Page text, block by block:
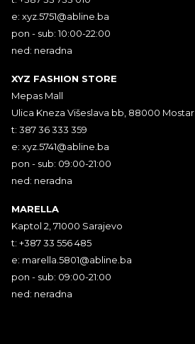
e: xyz.5751@abline.ba
pon - sub: 10:00-22:00
ned: neradna
XYZ FASHION STORE
Mepas Mall
Ulica Kneza Višeslava bb, 88000 Mostar
t: 387 36 333 359
e: xyz.5741@abline.ba
pon - sub: 09:00-21:00
ned: neradna
MARELLA
Kaptol 2, 71000 Sarajevo
t: +387 33 556 485
e: marella.5801@abline.ba
pon - sub: 09:00-21:00
ned: neradna